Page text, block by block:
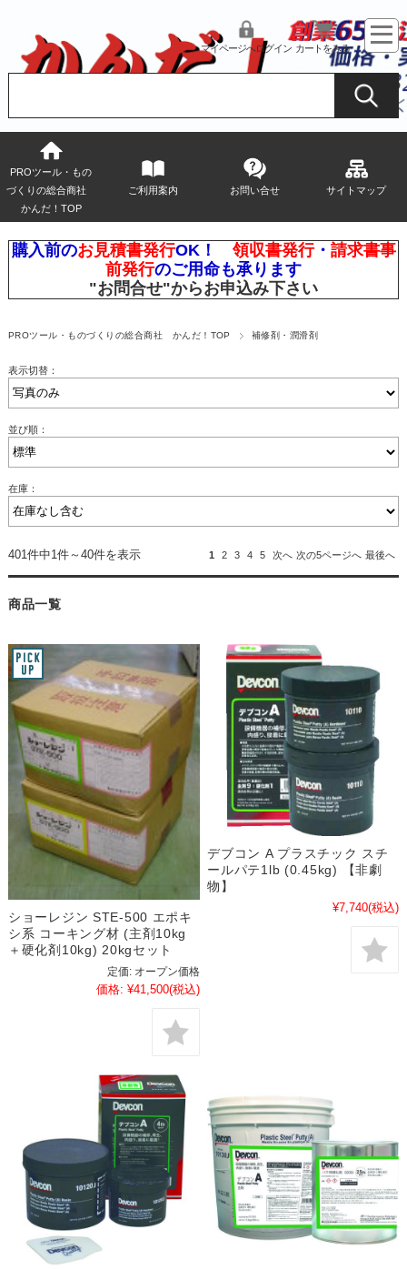
マイページへログイン カートをみる
PROツール・もの
づくりの総合商社
かんだ！TOP
ご利用案内 お問い合せ サイトマップ
購入前のお見積書発行OK！ 領収書発行・ 請求書事
前発行のご用命も承ります
"お問合せ"からお申込み下さい
PROツール・ものづくりの総合商社 かんだ！TOP 補修剤・潤滑剤
表示切替：
並び順：
在庫：
401件中1件～40件を表示 1 2 3 4 5 次へ 次の5ページへ 最後へ
商品一覧
ショーレジン STE-500 エポキ
シ系 コーキング材 (主剤10kg
＋硬化剤10kg) 20kgセット
定価: オープン価格
価格: ¥41,500(税込)
デブコン A プラスチック スチ
ールパテ1lb (0.45kg) 【非劇
物】
¥7,740(税込)